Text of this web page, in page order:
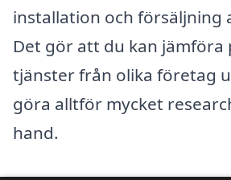
installation och försäljning
Det gör att du kan jämföra
tjänster från olika företag
göra alltför mycket
hand.